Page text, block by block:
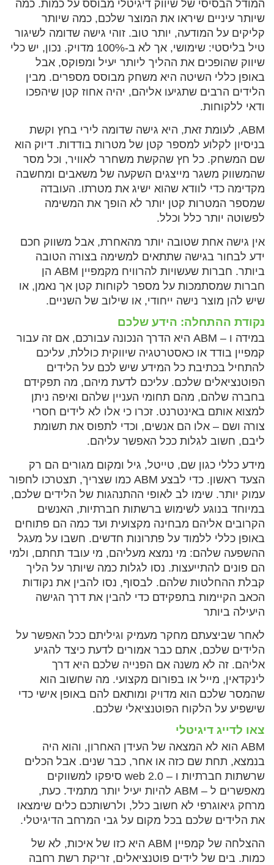
המודל הבסיסי של שיווק דיגיטלי מבוסס על כמות. כמה
שיותר עיניים שיראו את המוצר שלכם, כמה שיותר
קליקים על המודעה, יותר טוב. זוהי גישה שדומה לשיגור
טיל בליסטי: שימושי, אך לא ב-100% מדויק. נכון, יש כלי
שיווק שהופכים את ההליך ליותר יעיל ומפוקס, אבל
באופן כללי השיטה היא משחק מבוסס מספרים. מבין
הלידים הרבים שתגיעו אליהם, יהיה אחוז קטן שיהפכו
ודאי ללקוחות.
ABM, לעומת זאת, היא גישה שדומה לירי בחץ וקשת
בניסיון לקלוע למספר קטן של מטרות בודדות. דיוק הוא
שם המשחק. כל חץ שהקשת משחרר לאוויר, וכל מסר
שהמשווק משגר מייצגים השקעה של משאבים ומחשבה
מקדימה כדי לוודא שהוא ישיג את מטרתו. העובדה
שמספר המטרות קטן יותר לא הופך את המשימה
לפשוטה יותר כלל וכלל.
אין גישה אחת שטובה יותר מהאחרת, אבל משווק חכם
ידע לבחור בגישה שתתאים למשימה בצורה הטובה
ביותר. חברות שעשויות להרוויח מקמפיין ABM הן
חברות שמסתמכות על מספר לקוחות קטן אך נאמן, או
שיש להן מוצר נישה ייחודי, או שילוב של השניים.
נקודת ההתחלה: הידע שלכם
במידה ו – ABM היא הדרך הנכונה עבורכם, אם זה עבור
קמפיין בודד או כאסטרטגיה שיווקית כוללת, עליכם
להתחיל בכתיבת כל המידע שיש לכם על הלידים
הפוטנציאלים שלכם. עליכם לדעת מיהם, מה תפקידם
בחברה שלהם, מהם תחומי העניין שלהם ואיפה ניתן
למצוא אותם באינטרנט. זכרו כי אלו לא לידים חסרי
צורה ושם – אלו הם אנשים, וכדי לתפוס את תשומת
ליבם, חשוב לגלות ככל האפשר עליהם.
מידע כללי כגון שם, טייטל, גיל ומקום מגורים הם רק
הצעד ראשון. כדי לבצע ABM כמו שצריך, תצטרכו לחפור
עמוק יותר. שימו לב לאופי ההתנהגות של הלידים שלכם,
במיוחד בנוגע לשימוש ברשתות חברתיות, האנשים
הקרובים אליהם מבחינה מקצועית ועד כמה הם פתוחים
באופן כללי ללמוד על פתרונות חדשים. חשבו על מעגל
ההשפעה שלהם: מי נמצא מעליהם, מי עובד תחתם, ולמי
הם פונים להתייעצות. נסו לגלות כמה שיותר על הליך
קבלת ההחלטות שלהם. לבסוף, נסו להבין את נקודות
הכאב הקיימות בתפקידם כדי להבין את דרך הגישה
היעילה ביותר
לאחר שביצעתם מחקר מעמיק וגיליתם ככל האפשר על
הלידים שלכם, אתם כבר אמורים לדעת כיצד להגיע
אליהם. זה לא משנה אם הפנייה שלכם היא דרך
לינקדאין, מייל או בפורום מקצועי. מה שחשוב הוא
שהמסר שלכם הוא מדויק ומותאם להם באופן אישי כדי
שישפיע על הלקוח הפוטנציאלי שלכם.
צאו לדייג דיגיטלי
ABM הוא לא המצאה של העידן האחרון, והוא היה
בנמצא, תחת שם כזה או אחר, כבר שנים. אבל הכלים
שרשתות חברתיות ו – web 2.0 סיפקו למשווקים
מאפשרים ל – ABM להיות יעיל יותר מתמיד. כעת,
מרחק גיאוגרפי לא חשוב כלל, ולרשותכם כלים שימצאו
את הלידים שלכם בכל מקום על גבי המרחב הדיגיטלי.
ההצלחה של קמפיין ABM היא כזו של איכות, לא של
כמות. בים של לידים פוטנציאלים, זריקת רשת רחבה